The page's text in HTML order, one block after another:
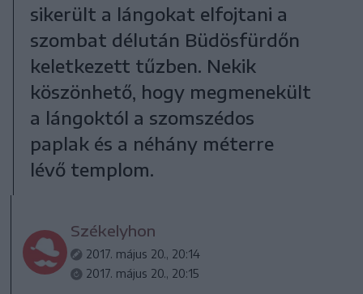
sikerült a lángokat elfojtani a
szombat délután Büdösfürdőn
keletkezett tűzben. Nekik
köszönhető, hogy megmenekült
a lángoktól a szomszédos
paplak és a néhány méterre
lévő templom.
Székelyhon
2017. május 20., 20:14
2017. május 20., 20:15